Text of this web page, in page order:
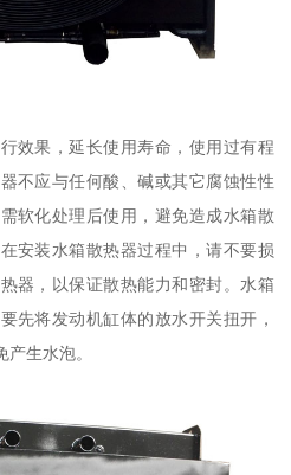
效果，延长使用寿命，使用过有程
不应与任何酸、碱或其它腐蚀性性
软化处理后使用，避免造成水箱散
安装水箱散热器过程中，请不要损
器，以保证散热能力和密封。水箱
先将发动机缸体的放水开关扭开，
生水泡。